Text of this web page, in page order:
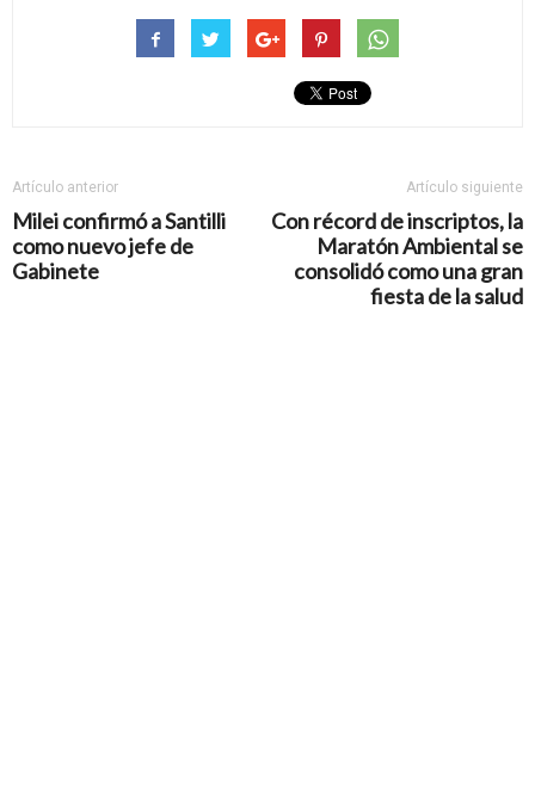
Artículo anterior
Milei confirmó a Santilli
como nuevo jefe de
Gabinete
Artículo siguiente
Con récord de inscriptos, la
Maratón Ambiental se
consolidó como una gran
fiesta de la salud